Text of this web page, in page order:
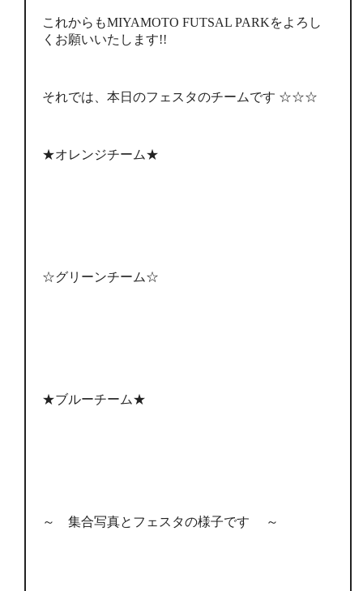
これからもMIYAMOTO FUTSAL PARKをよろし
くお願いいたします!!
それでは、本日のフェスタのチームです ☆☆☆
★オレンジチーム★
☆グリーンチーム☆
★ブルーチーム★
～ 集合写真とフェスタの様子です ～